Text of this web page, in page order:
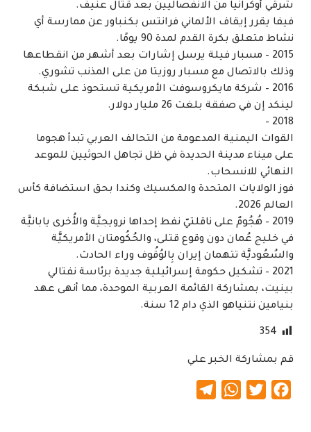
شرقي أوكرانيا من الانفصاليين بعد قتال عنيف.
فيفا يقرر إيقاف الألماني فرانتس بكنباور عن ممارسة أي
نشاط متعلق بكرة القدم لمدة 90 يومًا.
2015 – مسبار فيلة يرسل إشارات بعد أشهر من انقطاعها
وذلك بالاتصال مع مسبار روزيتا من على المذنب تشوري.
2016 – شركة مايكروسوفت الأمريكية تستحوذ على شبكة
لينكد إن في صفقة بلغت 26 مليار دولار.
2018 –
القوات اليمنية المدعومة من التحالف العربي تبدأ هجوما
على ميناء مدينة الحديدة في ظل تجاهل الحوثيين للموعد
النهائي للانسحاب.
فوز الولايات المتحدة والمكسيك وكندا بحق استضافة كأس
العالم 2026.
2019 – هُجُومٌ على ناقلتيّ نفط إحداها نرويجيَّة والأُخرى يابانيَّة
في خليج عُمان دون وقوع قتلى، والحُكُومتان الأمريكيَّة
والسُعُوديَّة تتهمان إيران بِالوُقُوف وراء الحادث.
2021 – تشكيل حكومة إسرائيلية جديدة برئاسة نفتالي
بينيت، بمشاركة القائمة العربية الموحدة، مما أنهى عهد
بنيامين نتنياهو الذي دام 12 سنة.
354
قم بمشاركة الخبر علي
Facebook
Twitter
WhatsApp